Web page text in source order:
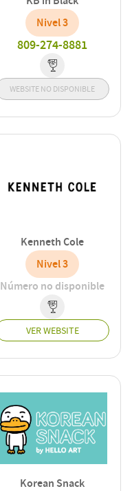
Nivel 3
809-274-8881
WEBSITE NO DISPONIBLE
Kenneth Cole
Nivel 3
Número no disponible
VER WEBSITE
Korean Snack